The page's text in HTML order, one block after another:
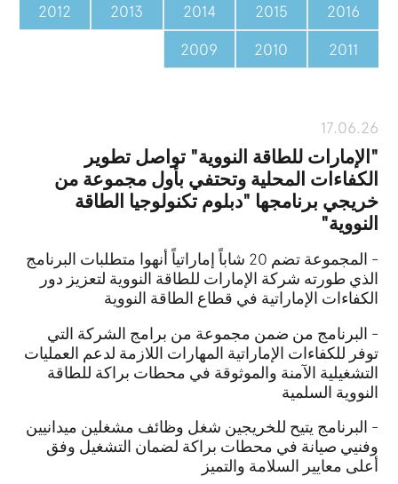
2016
2015
2014
2013
2012
2011
2010
2009
17.06.26
"الإمارات للطاقة النووية" تواصل تطوير
الكفاءات المحلية وتحتفي بأول مجموعة من
خريجي برنامجها "دبلوم تكنولوجيا الطاقة
النووية"
- المجموعة تضم 20 شاباً إماراتياً أنهوا متطلبات البرنامج
الذي طورته شركة الإمارات للطاقة النووية لتعزيز دور
الكفاءات الإماراتية في قطاع الطاقة النووية
- البرنامج من ضمن مجموعة من برامج الشركة التي
توفر للكفاءات الإماراتية المهارات اللازمة لدعم العمليات
التشغيلية الآمنة والموثوقة في محطات براكة للطاقة
النووية السلمية
- البرنامج يتيح للخريجين شغل وظائف مشغلين ميدانيين
وفنيي صيانة في محطات براكة لضمان التشغيل وفق
أعلى معايير السلامة والتميز